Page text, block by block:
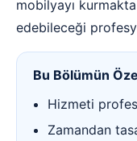
mobilyayı
edebileceği
Bu Bölümün
Hizmeti
Zamandan